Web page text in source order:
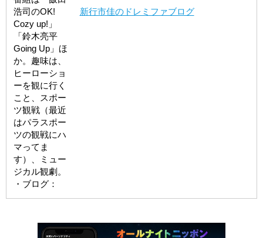
浩司のOK!
Cozy up!」
「鈴木亮平
Going Up」ほ
か。趣味は、
ヒーローショ
ーを観に行く
こと、スポー
ツ観戦（最近
はパラスポー
ツの観戦にハ
マってま
す）、ミュー
ジカル観劇。
・ブログ：
新行市佳のドレミファブログ